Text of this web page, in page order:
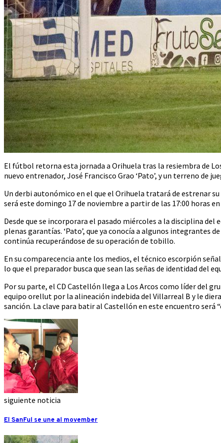
El fútbol retorna esta jornada a Orihuela tras la resiembra de
nuevo entrenador, José Francisco Grao ‘Pato’, y un terreno de
Un derbi autonómico en el que el Orihuela tratará de estrenar
será este domingo 17 de noviembre a partir de las 17:00 horas
Desde que se incorporara el pasado miércoles a la disciplina
plenas garantías. ‘Pato’, que ya conocía a algunos integrantes
continúa recuperándose de su operación de tobillo.
En su comparecencia ante los medios, el técnico escorpión
lo que el preparador busca que sean las señas de identidad del
Por su parte, el CD Castellón llega a Los Arcos como líder del
equipo orellut por la alineación indebida del Villarreal B y le
sanción. La clave para batir al Castellón en este encuentro será
siguiente noticia
El SanFul se une al movember